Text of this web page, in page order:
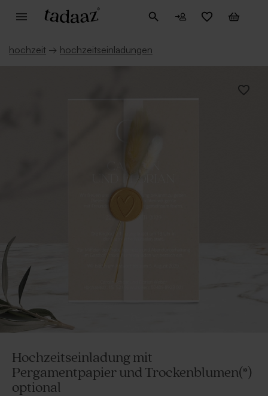
hochzeit → hochzeitseinladungen
Hochzeitseinladung mit
Pergamentpapier und Trockenblumen(*)
optional